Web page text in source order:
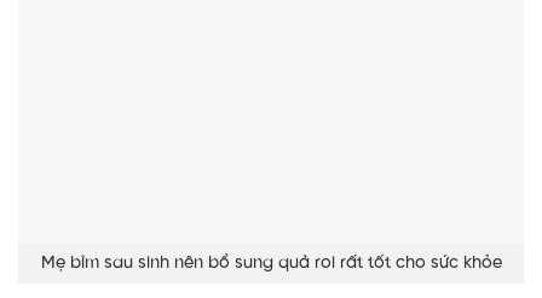
Mẹ bỉm sau sinh nên bổ sung quả roi rất tốt cho sức khỏe